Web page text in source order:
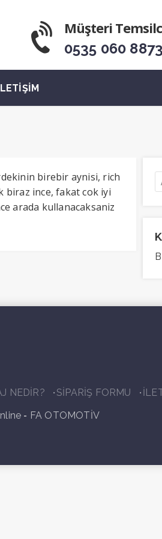
Müşteri
0535 060 8873
birebir aynisi, rich
biraz ince, fakat cok iyi
arada kullanacaksaniz
NEDİR? SİPARİŞ FORMU
- FA OTOMOTİV